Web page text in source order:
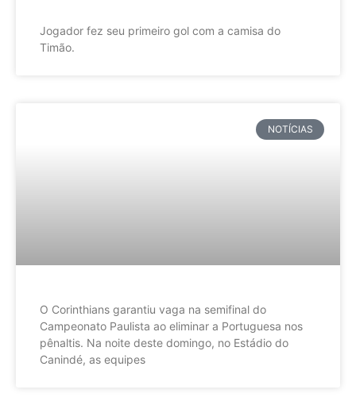
Jogador fez seu primeiro gol com a camisa do
Timão.
NOTÍCIAS
O Corinthians garantiu vaga na semifinal do
Campeonato Paulista ao eliminar a Portuguesa nos
pênaltis. Na noite deste domingo, no Estádio do
Canindé, as equipes